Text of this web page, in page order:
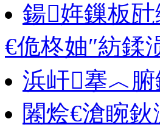
鍚姩鏁板
€佹柊妯″紡鍒
浜屽搴︿
闂烩€滄睕